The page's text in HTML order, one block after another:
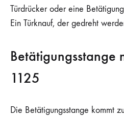
Türdrücker oder eine
Ein Türknauf, der gedreht
Betätigungsstange
1125
Die Betätigungsstange kommt